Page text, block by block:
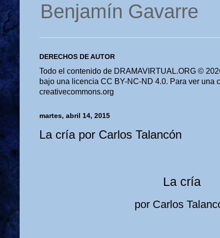
Benjamín Gavarre
DERECHOS DE AUTOR
Todo el contenido de DRAMAVIRTUAL.ORG ©
bajo una licencia CC BY-NC-ND 4.0. Para ver una
creativecommons.org
martes, abril 14, 2015
La cría por Carlos Talancón
La cría
por Carlos